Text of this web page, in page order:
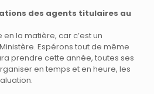
des agents titulaires au
en la matière, car c’est un
Espérons tout de même
prendre cette année, toutes ses
en temps et en heure, les